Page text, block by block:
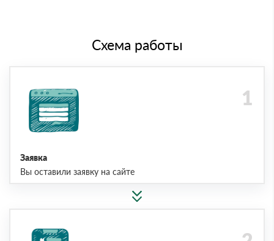
Схема работы
Заявка
Вы оставили заявку на сайте